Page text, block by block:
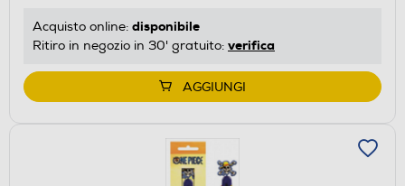
Acquisto online: disponibile
Ritiro in negozio in 30' gratuito: verifica
AGGIUNGI